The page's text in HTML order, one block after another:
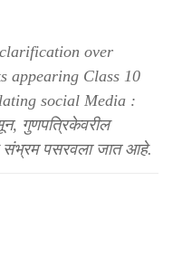
over
appearing Class 10
social Media :
गुणपत्रिकेवरील
संभ्रम पसरवला जात आहे.